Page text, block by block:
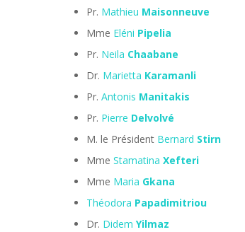
Pr. Mathieu Maisonneuve
Mme Eléni Pipelia
Pr. Neila Chaabane
Dr. Marietta Karamanli
Pr. Antonis Manitakis
Pr. Pierre Delvolvé
M. le Président Bernard Stirn
Mme Stamatina Xefteri
Mme Maria Gkana
Théodora Papadimitriou
Dr. Didem Yilmaz